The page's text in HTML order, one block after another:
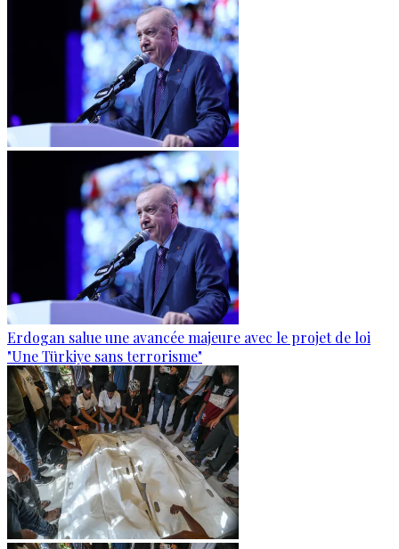
Erdogan salue une avancée majeure avec le projet de loi
"Une Türkiye sans terrorisme"